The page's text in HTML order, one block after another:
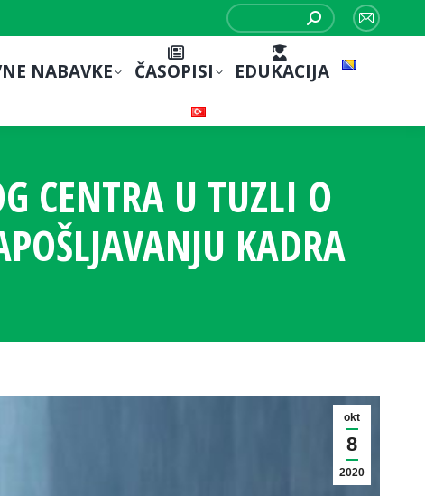
Search:
Mail
NABAVKE ČASOPISI EDUKACIJA
CENTRA U TUZLI O
KADRA
okt
8
2020